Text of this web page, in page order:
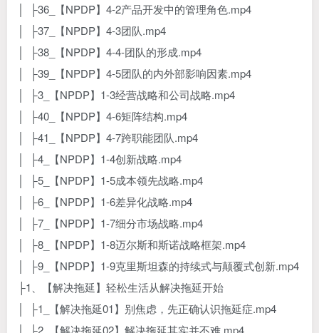
│ ├36_【NPDP】4-2产品开发中的管理角色.mp4
│ ├37_【NPDP】4-3团队.mp4
│ ├38_【NPDP】4-4-团队的形成.mp4
│ ├39_【NPDP】4-5团队的内外部影响因素.mp4
│ ├3_【NPDP】1-3经营战略和公司战略.mp4
│ ├40_【NPDP】4-6矩阵结构.mp4
│ ├41_【NPDP】4-7跨职能团队.mp4
│ ├4_【NPDP】1-4创新战略.mp4
│ ├5_【NPDP】1-5成本领先战略.mp4
│ ├6_【NPDP】1-6差异化战略.mp4
│ ├7_【NPDP】1-7细分市场战略.mp4
│ ├8_【NPDP】1-8迈尔斯和斯诺战略框架.mp4
│ ├9_【NPDP】1-9克里斯坦森的持续式与颠覆式创新.mp4
├1、【解决拖延】轻松生活从解决拖延开始
│ ├1_【解决拖延01】别焦虑，先正确认识拖延症.mp4
│ ├2_【解决拖延02】解决拖延其实并不难.mp4